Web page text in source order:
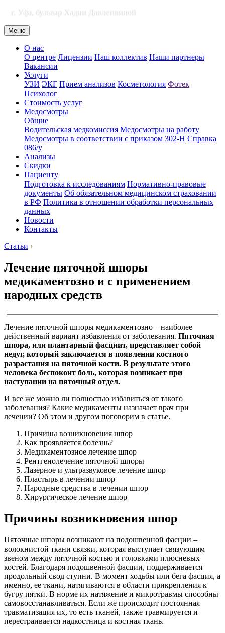
г. Уфа, бульвар Хадии Давлетшиной
Меню
О нас
О центре Лицензии Наш коллектив Наши партнеры
Вакансии
Услуги
УЗИ ЭКГ Прием анализов Косметология Фотек
Психолог
Стоимость услуг
Медосмотры
Общие
Водительская медкомиссия Медосмотры на работу
Медосмотры в соответствии с приказом 302-Н Справка
086/у
Анализы
Скидки
Пациенту
Подготовка к исследованиям Нормативно-правовые
документы Об обязательном медицинском страховании
в РФ Политика в отношении обработки персональных
данных
Новости
Контакты
Статьи ›
Лечение пяточной шпоры
медикаментозно и с применением
народных средств
Лечение пяточной шпоры медикаментозно – наиболее
действенный вариант избавления от заболевания. Пяточная
шпора, или плантарный фасциит, представляет собой
недуг, который заключается в появлении костного
разрастания на пяточной кости. В результате этого
человека беспокоит боль, которая возникает при
наступании на пяточный отдел.
И все же можно ли полностью избавиться от такого
заболевания? Какие медикаменты назначает врач при
лечении? Об этом и другом поговорим в статье.
Причины возникновения шпор
Как проявляется болезнь?
Медикаментозное лечение шпор
Рентгенолечение пяточной шпоры
Лазерное и ультразвуковое лечение шпор
Пластырь в лечении шпор
Народные средства в лечении шпор
Хирургическое лечение шпор
Причины возникновения шпор
Пяточные шпоры возникают на подошвенной фасции –
волокнистой ткани связки, которая выступает связующим
звеном между пяточной костью и головками плюсневых
костей. Благодаря подошвенной фасции, поддерживается
продольный свод ступни. В момент ходьбы или бега фасция, а
именно, ее ткани, натягиваются в области прикрепления к
бугру пятки. В норме их натяжение и микротравмы способны
самовосстанавливаться. Если же происходит постоянная
травматизация их, то есть тканей, также травмируется и
перестраивается надкостница и костная ткань.